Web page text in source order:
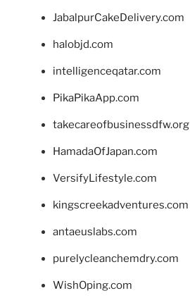
JabalpurCakeDelivery.com
halobjd.com
intelligenceqatar.com
PikaPikaApp.com
takecareofbusinessdfw.org
HamadaOfJapan.com
VersifyLifestyle.com
kingscreekadventures.com
antaeuslabs.com
purelycleanchemdry.com
WishOping.com